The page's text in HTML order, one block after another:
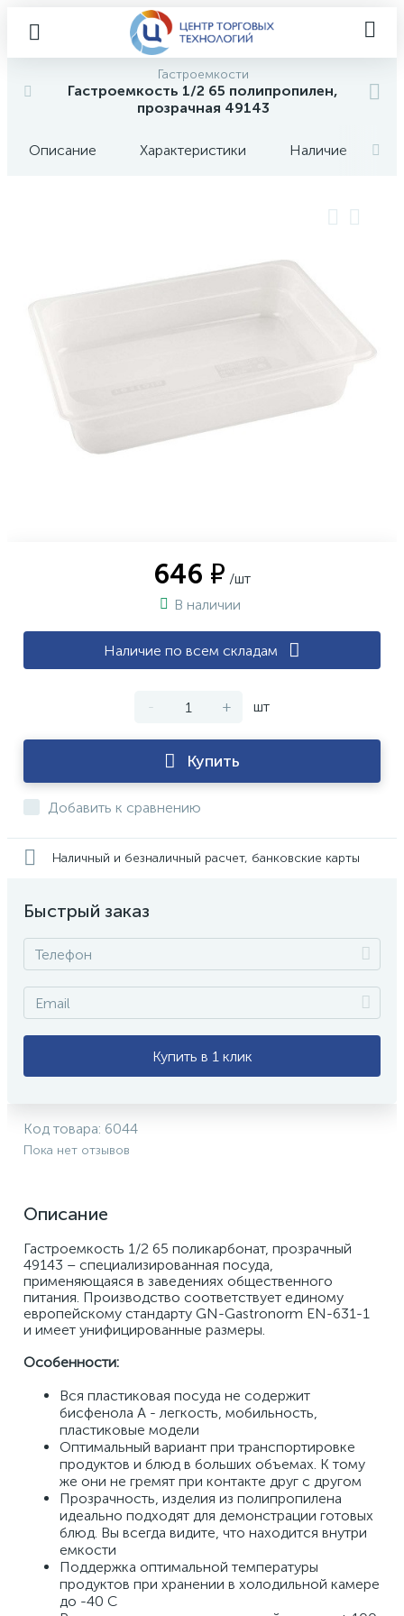
Гастроемкости
Гастроемкость 1/2 65 полипропилен,
прозрачная 49143
Описание Характеристики Наличие
646 ₽ /шт
В наличии
Наличие по всем складам
- + шт
Купить
Добавить к сравнению
Наличный и безналичный расчет, банковские карты
Быстрый заказ
Купить в 1 клик
Код товара: 6044
Пока нет отзывов
Описание
Гастроемкость 1/2 65 поликарбонат, прозрачный
49143 – специализированная посуда,
применяющаяся в заведениях общественного
питания. Производство соответствует единому
европейскому стандарту GN-Gastronorm EN-631-1
и имеет унифицированные размеры.
Особенности:
Вся пластиковая посуда не содержит
бисфенола А - легкость, мобильность,
пластиковые модели
Оптимальный вариант при транспортировке
продуктов и блюд в больших объемах. К тому
же они не гремят при контакте друг с другом
Прозрачность, изделия из полипропилена
идеально подходят для демонстрации готовых
блюд. Вы всегда видите, что находится внутри
емкости
Поддержка оптимальной температуры
продуктов при хранении в холодильной камере
до -40 С